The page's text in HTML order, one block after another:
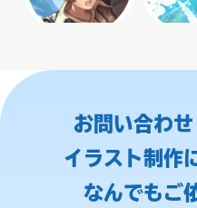
お問い合わ
イラスト制作
なんでもご